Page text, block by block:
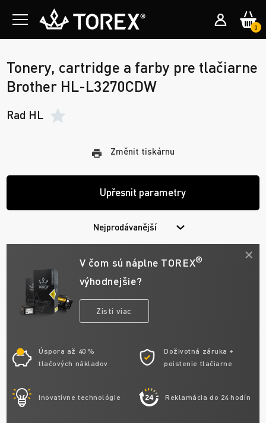
0
Tonery, cartridge a farby pre tlačiarne
Brother HL-L3270CDW
Rad HL
Změnit tiskárnu
Upřesnit parametry
Nejprodávanější
V čom sú náplne TOREX®
výhodnejšie?
Zisti viac
Úspora až 40 %
tlačových nákladov
Doživotná záruka +
poistenie tlačiarne
Inovatívne technológie Reklamácia do 24 hodín